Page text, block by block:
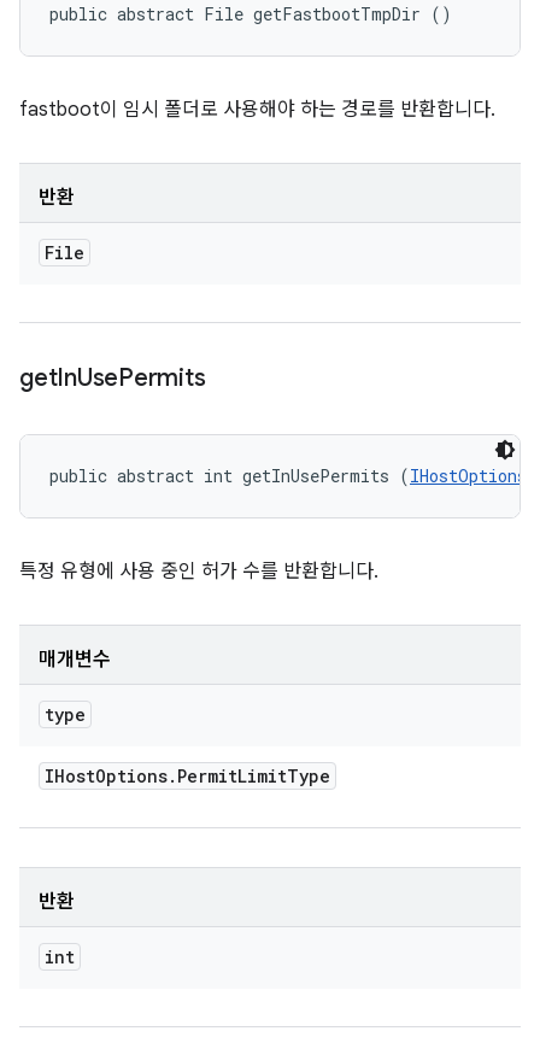
public abstract File getFastbootTmpDir ()
fastboot이 임시 폴더로 사용해야 하는 경로를 반환합니다.
반환
File
getInUsePermits
public abstract int getInUsePermits (
특정 유형에 사용 중인 허가 수를 반환합니다.
매개변수
type
IHostOptions. PermitLimitType
반환
int